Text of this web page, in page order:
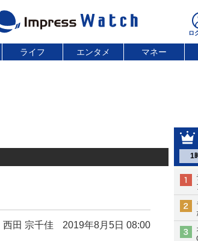
ライフ エンタメ マネー
1
西田 宗千佳 2019年8月5日 08:00